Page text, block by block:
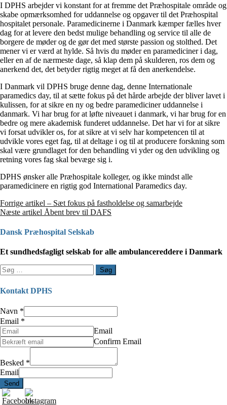
I DPHS arbejder vi konstant for at fremme det Præhospitale område og
skabe opmærksomhed for uddannelse og opgaver til det Præhospital
hospitalet personale. Paramedicinerne i Danmark kæmper fælles hver
dag for at levere den bedst mulige behandling og service til alle de
borgere de møder og de gør det med største passion og stolthed. Det
mener vi er værd at hylde. Så hvis du møder en paramediciner i dag,
eller en af de nærmeste dage, så klap dem på skulderen, ros dem og
anerkend det, det betyder rigtig meget at få den anerkendelse.
I Danmark vil DPHS bruge denne dag, denne Internationale
paramedics day, til at sætte fokus på det hårde arbejde der bliver lavet i
kulissen, for at sikre en ny og bedre paramediciner uddannelse i
danmark. Vi har brug for at løfte niveauet i danmark, vi har brug for en
bedre og mere akademisk funderet uddannelse. Det har vi for at sikre
vi forsat udvikler os, for at sikre at vi selv har kompetencen til at
udvikle vores eget fag, til at deltage i og til at producere forskning som
skal være grundlaget for den behandling vi yder og den udvikling og
retning vores fag skal bevæge sig i.
DPHS ønsker alle Præhospitale kolleger, og ikke mindst alle
paramedicinere en rigtig god International Paramedics day.
Læs
videre
Forrige artikel – Sæt fokus på fastholdelse og samarbejde
Næste artikel Åbent brev til DAFS
Dansk Præhospital Selskab
Et sundhedsfagligt selskab for alle ambulancereddere i Danmark
Søg
efter:
Kontakt DPHS
Navn *
Email *
Email
Confirm Email
Besked *
Email
Send